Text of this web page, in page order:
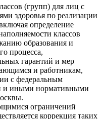
(групп) для лиц с
здоровья по реализации
определение
классов
образования и
процесса,
гарантий и мер
и работникам,
с федеральным
и иными нормативными
ограничений
коррекция таких